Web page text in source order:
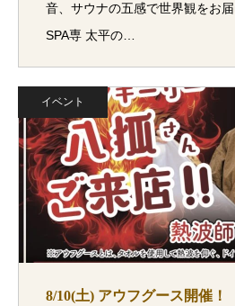
音、サウナの五感で世界観をお届
SPA専 太平の…
イベント
8/10(土) アウフグース開催！